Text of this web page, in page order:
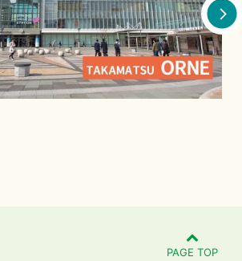
PAGE TOP